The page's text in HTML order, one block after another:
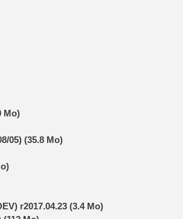
[LS] [Switch] NSZ 5.0.0
[GK] No More Room in
[GK] Un chatbot Atelier
[GK] Mémoire cash -
[GK] Nvidia : le prix des
[GK] Suikoden Star Leap
[Mo5] La mini borne
[GK] Pourquoi Marvel
[GK] Test : Restory : Chill
[GK] GTA 6 : Rockstar
Mo)
05) (35.8 Mo)
r2017.04.23 (3.4 Mo)